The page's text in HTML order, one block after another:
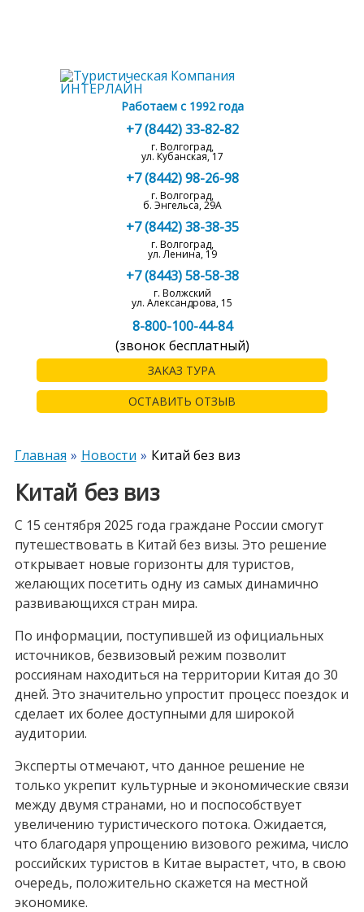
Работаем с 1992 года
+7 (8442) 33-82-82
г. Волгоград,
ул. Кубанская, 17
+7 (8442) 98-26-98
г. Волгоград,
б. Энгельса, 29А
+7 (8442) 38-38-35
г. Волгоград,
ул. Ленина, 19
+7 (8443) 58-58-38
г. Волжский
ул. Александрова, 15
8-800-100-44-84
(звонок бесплатный)
ЗАКАЗ ТУРА
ОСТАВИТЬ ОТЗЫВ
Главная Новости Китай без виз
Китай без виз
С 15 сентября 2025 года граждане России смогут
путешествовать в Китай без визы. Это решение
открывает новые горизонты для туристов,
желающих посетить одну из самых динамично
развивающихся стран мира.
По информации, поступившей из официальных
источников, безвизовый режим позволит
россиянам находиться на территории Китая до 30
дней. Это значительно упростит процесс поездок и
сделает их более доступными для широкой
аудитории.
Эксперты отмечают, что данное решение не
только укрепит культурные и экономические связи
между двумя странами, но и поспособствует
увеличению туристического потока. Ожидается,
что благодаря упрощению визового режима, число
российских туристов в Китае вырастет, что, в свою
очередь, положительно скажется на местной
экономике.